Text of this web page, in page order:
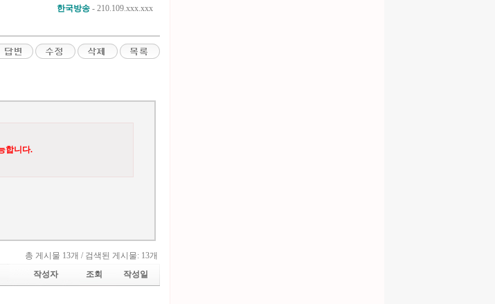
한국방송 - 210.109.xxx.xxx
합니다.
총 게시물 13개 / 검색된 게시물: 13개
작성자 조회 작성일